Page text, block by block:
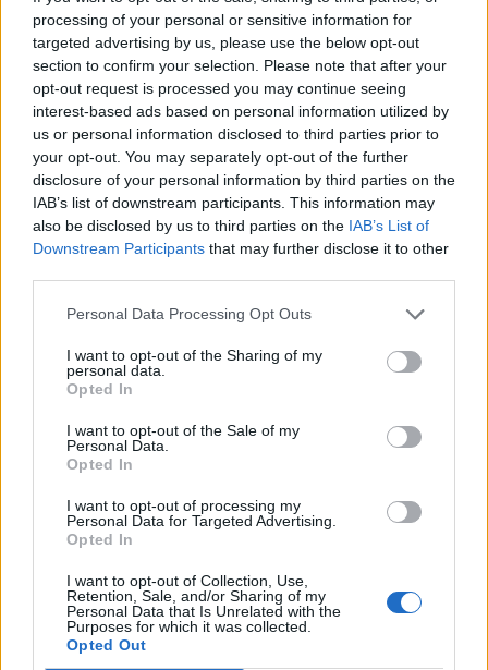
processing of your personal or sensitive information for
targeted advertising by us, please use the below opt-out
section to confirm your selection. Please note that after your
opt-out request is processed you may continue seeing
interest-based ads based on personal information utilized by
us or personal information disclosed to third parties prior to
your opt-out. You may separately opt-out of the further
disclosure of your personal information by third parties on the
IAB’s list of downstream participants. This information may
also be disclosed by us to third parties on the IAB’s List of
Downstream Participants that may further disclose it to other
Personal Data Processing Opt Outs
I want to opt-out of the Sharing of my
personal data.
Opted In
I want to opt-out of the Sale of my
Personal Data.
Opted In
I want to opt-out of processing my
Personal Data for Targeted Advertising.
Opted In
I want to opt-out of Collection, Use,
Retention, Sale, and/or Sharing of my
Personal Data that Is Unrelated with the
Purposes for which it was collected.
Opted Out
Για περισσότερες πληροφορίες παρακαλώ επικοινωνήστε στο
2310 887424
** Παρακαλούνται οι ενδιαφερόμενοι όπως αποστείλουν
βιογραφικό σημείωμα.
Θέσεις εργασίας
Όλες οι Θέσεις Εργασίας
Θέσεις Εργασίας ανά Ειδικότητα
Θέσεις Εργασίας ανά Εταιρεία
Κέντρο Βοήθειας